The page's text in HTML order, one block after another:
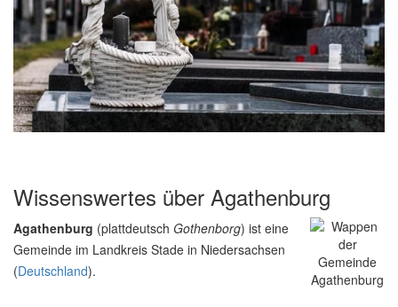
Wissenswertes über Agathenburg
Agathenburg (plattdeutsch Gothenborg) ist eine
Gemeinde im Landkreis Stade in Niedersachsen
(Deutschland).